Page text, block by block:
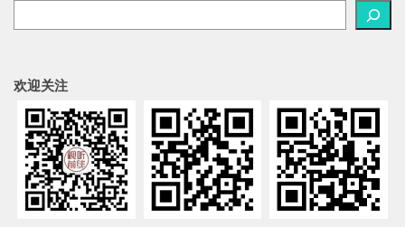
欢迎关注